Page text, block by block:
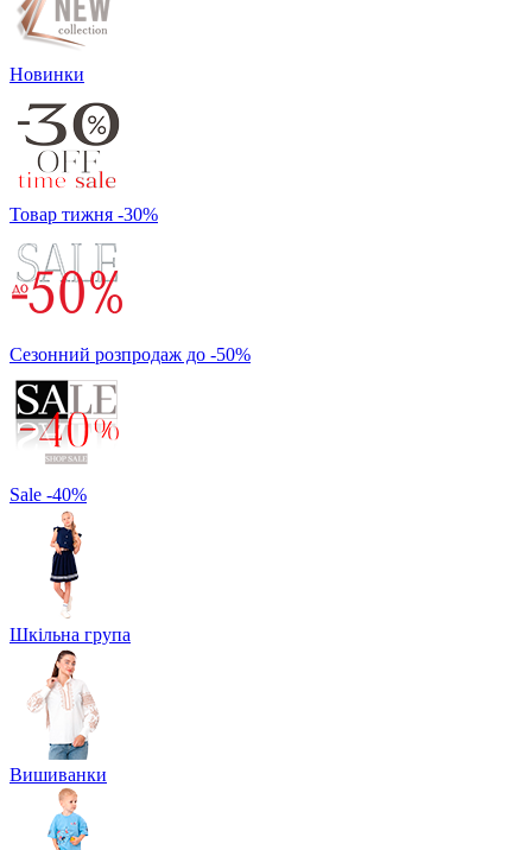
Новинки
Товар тижня -30%
Сезонний розпродаж до -50%
Sale -40%
Шкільна група
Вишиванки